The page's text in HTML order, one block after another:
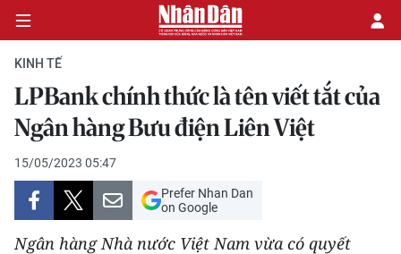
CHÍNH TRỊ
KINH TẾ
VĂN HÓA
KINH TẾ
LPBank chính thức là tên viết tắt của
Ngân hàng Bưu điện Liên Việt
15/05/2023 05:47
Prefer Nhan Dan
on Google
Ngân hàng Nhà nước Việt Nam vừa có quyết